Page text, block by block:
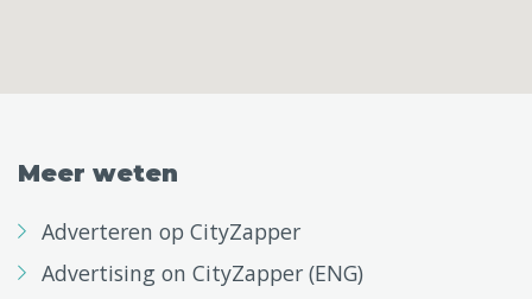
Meer weten
Adverteren op CityZapper
Advertising on CityZapper (ENG)